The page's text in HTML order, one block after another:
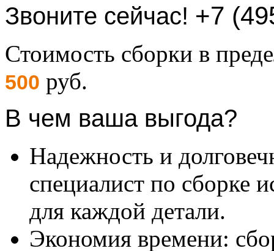
Звоните сейчас! +7
Стоимость сборки в
500 руб.
В чем ваша выгода?
Надежность и
специалист по сборке
для каждой детали.
Экономия времени: